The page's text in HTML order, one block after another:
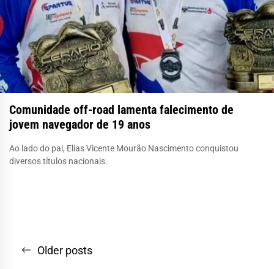
Comunidade off-road lamenta falecimento de
jovem navegador de 19 anos
Ao lado do pai, Elias Vicente Mourão Nascimento conquistou
diversos títulos nacionais.
Navegação
Older posts